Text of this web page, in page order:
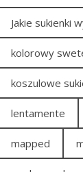
Jakie sukienki
kolorowy
koszulowe
lentamente
mapped